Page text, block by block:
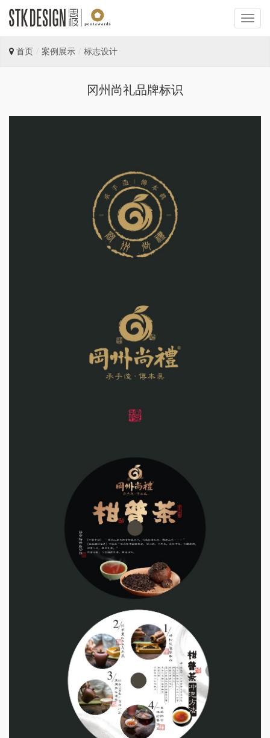
首页 案例展示 标志设计
冈州尚礼品牌标识